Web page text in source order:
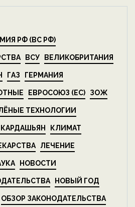
РФ (ВС РФ)
ВСУ ВЕЛИКОБРИТАНИЯ
ГАЗ ГЕРМАНИЯ
ЕВРОСОЮЗ (ЕС) ЗОЖ
ТЕХНОЛОГИИ
КЛИМАТ
ЛЕЧЕНИЕ
НОВОСТИ
НОВЫЙ ГОД
ОБЗОР ЗАКОНОДАТЕЛЬСТВА